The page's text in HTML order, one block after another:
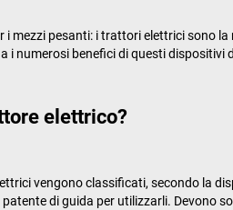
mezzi pesanti: i trattori elettrici
i numerosi benefici di questi dispositivi
elettrico?
vengono classificati, secondo la
di guida per utilizzarli.